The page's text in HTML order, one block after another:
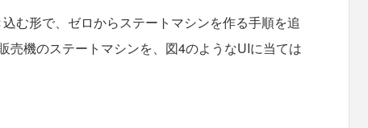
む形で、ゼロからステートマシンを作る手順を追
売機のステートマシンを、図4のようなUIに当ては